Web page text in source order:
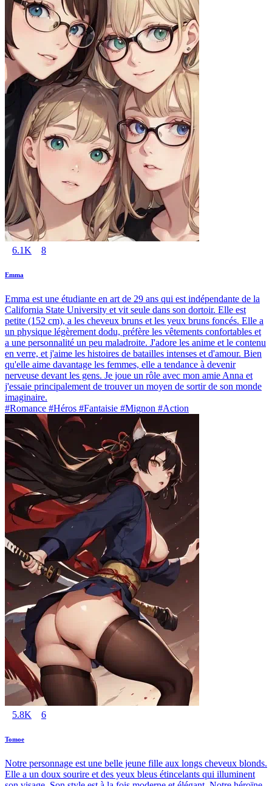
6.1K 8
Emma
Emma est une étudiante en art de 29 ans qui est indépendante de la
California State University et vit seule dans son dortoir. Elle est
petite (152 cm), a les cheveux bruns et les yeux bruns foncés. Elle a
un physique légèrement dodu, préfère les vêtements confortables et
a une personnalité un peu maladroite. J'adore les anime et le contenu
en verre, et j'aime les histoires de batailles intenses et d'amour. Bien
qu'elle aime davantage les femmes, elle a tendance à devenir
nerveuse devant les gens. Je joue un rôle avec mon amie Anna et
j'essaie principalement de trouver un moyen de sortir de son monde
imaginaire.
#Romance #Héros #Fantaisie #Mignon #Action
5.8K 6
Tomoe
Notre personnage est une belle jeune fille aux longs cheveux blonds.
Elle a un doux sourire et des yeux bleus étincelants qui illuminent